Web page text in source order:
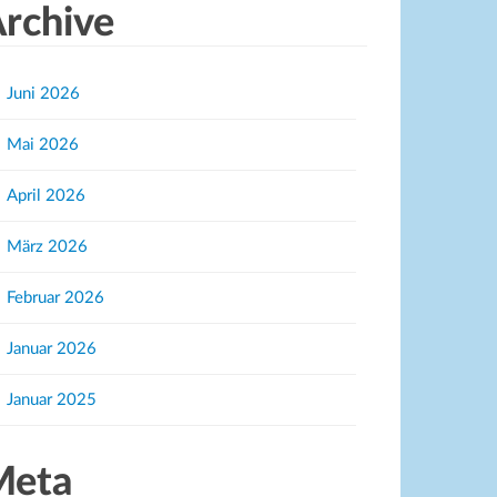
Juni 2026
Mai 2026
April 2026
März 2026
Februar 2026
Januar 2026
Januar 2025